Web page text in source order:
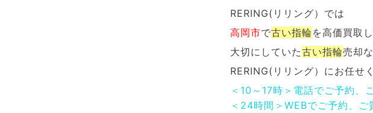
RERING(リリング）では
高岡市で古い指輪 を高価買取
大切にしていた古い指輪売却
RERING(リリング）にお任せ
＜10～17時＞電話でご予約、
＜24時間＞WEBでご予約、ご